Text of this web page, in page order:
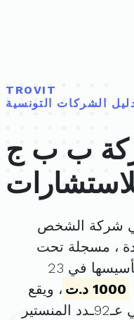
TROVIT
الشركات التونسية
ب ب ج
شركة الشخص
، مسجلة تحت
. تم تأسيسها في 23
1000 د.ت
، ويقع
مقرها الرئيسي في الحي الثاني عـ92ـدد المنستير